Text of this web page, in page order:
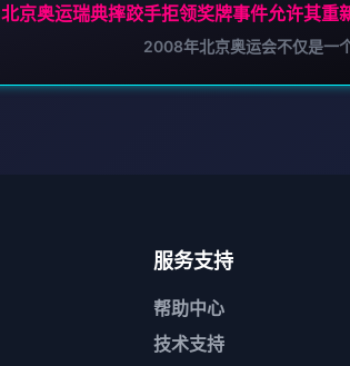
北京奥运瑞典摔跤手拒领奖牌事件允许其重
2008年北京奥运会不仅是一
服务支持
帮助中心
技术支持